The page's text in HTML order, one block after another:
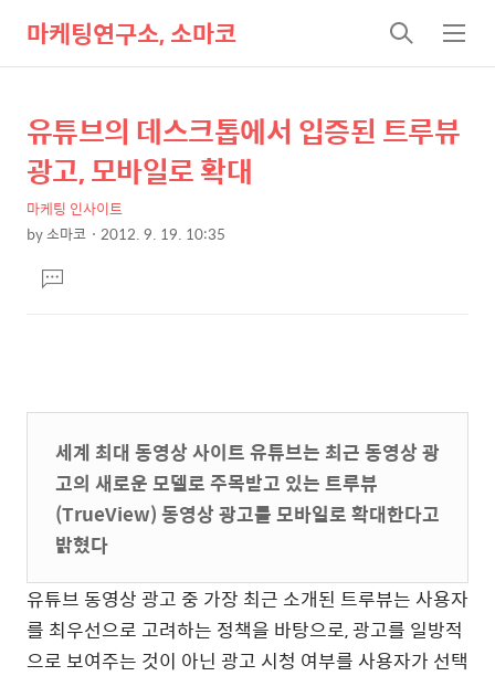
마케팅연구소, 소마코
검
색
메
뉴
상
세
컨
텐
본
문
제
목
유튜브의 데스크톱에서 입증된 트루뷰
광고, 모바일로 확대
마케팅 인사이트
by소마코 2012. 9. 19. 10:35
문댓
글
세계 최대 동영상 사이트 유튜브는 최근 동영상 광
고의 새로운 모델로 주목받고 있는 트루뷰
(TrueView) 동영상 광고를 모바일로 확대한다고
밝혔다
유튜브 동영상 광고 중 가장 최근 소개된 트루뷰는 사용자
를 최우선으로 고려하는 정책을 바탕으로, 광고를 일방적
으로 보여주는 것이 아닌 광고 시청 여부를 사용자가 선택